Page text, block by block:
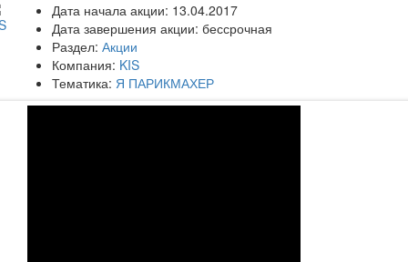
Дата начала акции: 13.04.2017
Дата завершения акции: бессрочная
Раздел: Акции
Компания: KIS
Тематика: Я ПАРИКМАХЕР